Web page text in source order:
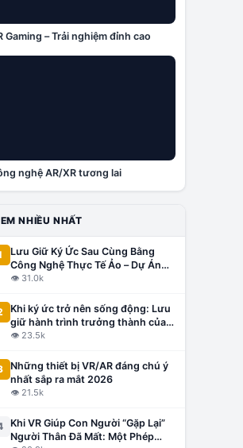
Gaming – Trải nghiệm đỉnh cao
nghệ AR/XR tương lai
NHIỀU NHẤT
Lưu Giữ Ký Ức Sau Cùng Bằng
Công Nghệ Thực Tế Ảo – Dự Án
Đầu Tiên Tại Việt Nam, Lấy Cảm
👁 31.0k
Khi ký ức trở nên sống động: Lưu
giữ hành trình trưởng thành của
con bằng công nghệ VR/AR
👁 23.5k
Những thiết bị VR/AR đáng chú ý
nhất sắp ra mắt 2026
👁 21.5k
Khi VR Giúp Con Người “Gặp Lại”
Người Thân Đã Mất: Một Phép